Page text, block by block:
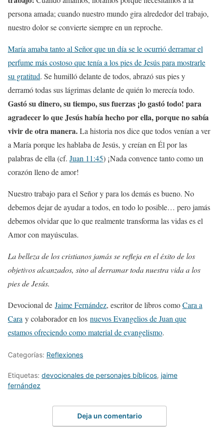
persona amada; cuando nuestro mundo gira alrededor del trabajo,
nuestro dolor se convierte siempre en un reproche.
María amaba tanto al Señor que un día se le ocurrió derramar el
perfume más costoso que tenía a los pies de Jesús para mostrarle
su gratitud. Se humilló delante de todos, abrazó sus pies y
derramó todas sus lágrimas delante de quién lo merecía todo.
Gastó su dinero, su tiempo, sus fuerzas ¡lo gastó todo! para
agradecer lo que Jesús había hecho por ella, porque no sabía
vivir de otra manera.La historia nos dice que todos venían a ver
a María porque les hablaba de Jesús, y creían en Él por las
palabras de ella (cf. Juan 11:45) ¡Nada convence tanto como un
corazón lleno de amor!
Nuestro trabajo para el Señor y para los demás es bueno. No
debemos dejar de ayudar a todos, en todo lo posible… pero jamás
debemos olvidar que lo que realmente transforma las vidas es el
Amor con mayúsculas.
La belleza de los cristianos jamás se refleja en el éxito de los
objetivos alcanzados, sino al derramar toda nuestra vida a los
pies de Jesús.
Devocional de Jaime Fernández, escritor de libros comoCara a
Cara y colaborador en los nuevos Evangelios de Juan que
estamos ofreciendo como material de evangelismo.
Categorías: Reflexiones
Etiquetas: devocionales de personajes bíblicos, jaime
fernández
Deja un comentario